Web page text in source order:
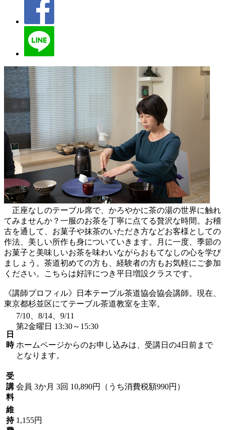
正座なしのテーブル席で、かろやかに茶の湯の世界に触れ
てみませんか？一服のお茶を丁寧に点てる贅沢な時間。お稽
古を通して、お菓子や抹茶のいただき方などお客様としての
作法、美しい所作も身についていきます。月に一度、季節の
お菓子と美味しいお茶を味わいながらおもてなしの心を学び
ましょう。茶道初めての方も、経験者の方もお気軽にご参加
ください。こちらは好評につき平日増設クラスです。
《講師プロフィル》日本テーブル茶道協会協会講師。現在、
東京都杉並区にてテーブル茶道教室を主宰。
日
時
7/10、8/14、9/11
第2金曜日 13:30～15:30
ホームページからのお申し込みは、受講日の4日前まで
となります。
受
講
料
会員 3か月 3回 10,890円（うち消費税額990円）
維
持 1,155円